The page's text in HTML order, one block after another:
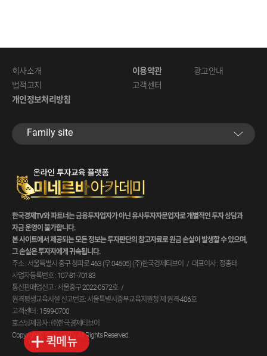
회사소개
법적고지
개인정보처리방침
이용약관
고객센터
광고안내
Family site
한국경제TV와 파트너는 금융투자업자가 아닌 유사투자자문업자로 개별적인 투자 상담과
자금 운영이 불가합니다.
본 사이트에서 제공되는 모든 정보는 투자판단의 참고자료로 원금 손실이 발생할 수 있으며,
그 손실은 투자자에게 귀속됩니다.
주소 : 서울특별시 중구 청파로 463 (우:04505) (주)한국경제티브이
대표이사 : 정종태
사업자등록번호 : 107-81-70183
통신판매업신고 : 서울중구 2022-0572호
원격평생교육시설 신고번호: 서울특별시중부교육지원청 제 원격-406호
고객센터 : 1599-0700
호스팅제공자 : ㈜한국경제티브이
Copyright© 한국경제TV. All Rights Reserved.